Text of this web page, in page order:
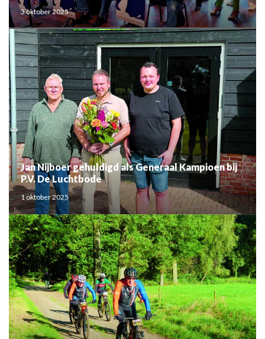
3 oktober 2025
Jan Nijboer gehuldigd als Generaal Kampioen bij
P.V. De Luchtbode
1 oktober 2025